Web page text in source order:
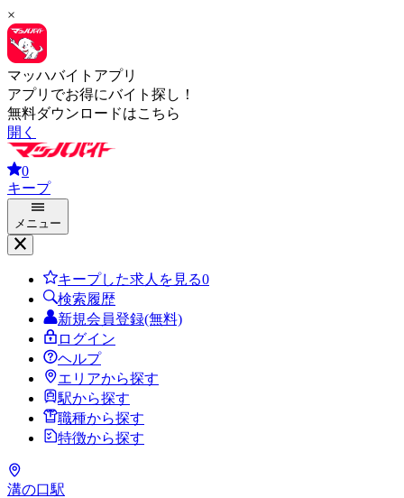
×
マッハバイトアプリ
アプリでお得にバイト探し！
無料ダウンロードはこちら
開く
0
キープ
メニュー
キープした求人を見る0
検索履歴
新規会員登録(無料)
ログイン
ヘルプ
エリアから探す
駅から探す
職種から探す
特徴から探す
溝の口駅